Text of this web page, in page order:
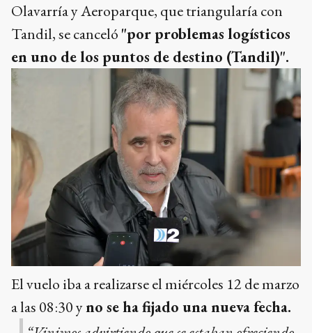
Olavarría y Aeroparque, que triangularía con
Tandil, se canceló "por problemas logísticos
en uno de los puntos de destino (Tandil)".
El vuelo iba a realizarse el miércoles 12 de marzo
a las 08:30 yno se ha fijado una nueva fecha.